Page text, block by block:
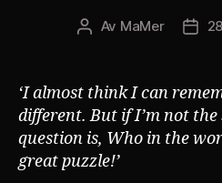
Inläggsförfattare
Av MaMer
‘I almost think I can
different. But if I’m not the
question is, Who in the
great puzzle!’